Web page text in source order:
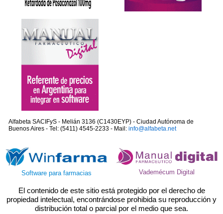
Alfabeta SACIFyS - Melián 3136 (C1430EYP) - Ciudad Autónoma de
Buenos Aires - Tel: (5411) 4545-2233 - Mail: info@alfabeta.net
Software para farmacias Vademécum Digital
El contenido de este sitio está protegido por el derecho de
propiedad intelectual, encontrándose prohibida su reproducción y
distribución total o parcial por el medio que sea.